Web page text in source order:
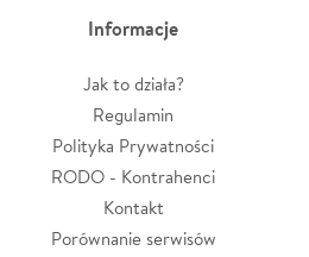
Informacje
Jak to działa?
Regulamin
Polityka Prywatności
RODO - Kontrahenci
Kontakt
Porównanie serwisów